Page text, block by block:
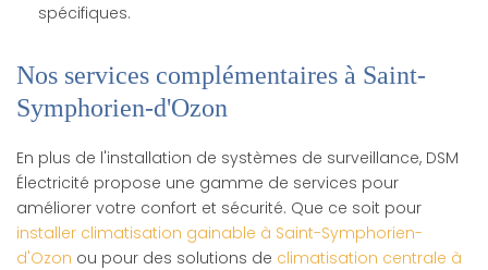
spécifiques.
Nos services complémentaires à Saint-
Symphorien-d'Ozon
En plus de l'installation de systèmes de surveillance, DSM
Électricité propose une gamme de services pour
améliorer votre confort et sécurité. Que ce soit pour
installer climatisation gainable à Saint-Symphorien-
d'Ozon ou pour des solutions de climatisation centrale à